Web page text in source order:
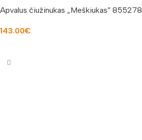
Apvalus čiužinukas „Meškiukas” 855278
143.00€